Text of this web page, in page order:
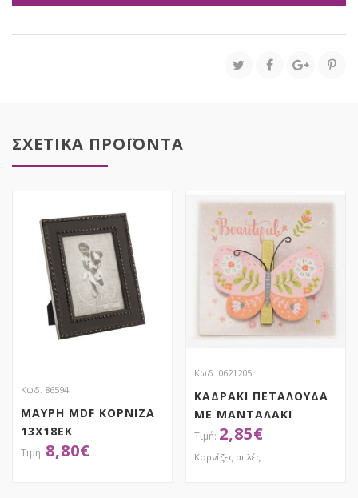
ΑΣΗΜΙ
ποσότητα
ΣΧΕΤΙΚΑ ΠΡΟΪΟΝΤΑ
Κωδ. 86594
ΜΑΥΡΗ MDF ΚΟΡΝΙΖΑ
13Χ18ΕΚ
8,80€
Κωδ. 0621205
ΚΑΔΡΑΚΙ ΠΕΤΑΛΟΥΔΑ
ΜΕ ΜΑΝΤΑΛΑΚΙ
2,85€
Κορνίζες απλές